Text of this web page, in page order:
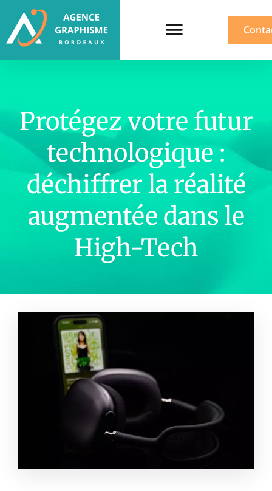
Protégez votre futur
technologique :
déchiffrer la réalité
augmentée dans le
High-Tech